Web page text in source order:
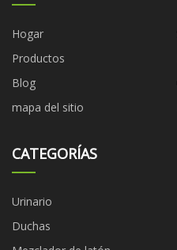
Hogar
Productos
Blog
mapa del sitio
CATEGORÍAS
Urinario
Duchas